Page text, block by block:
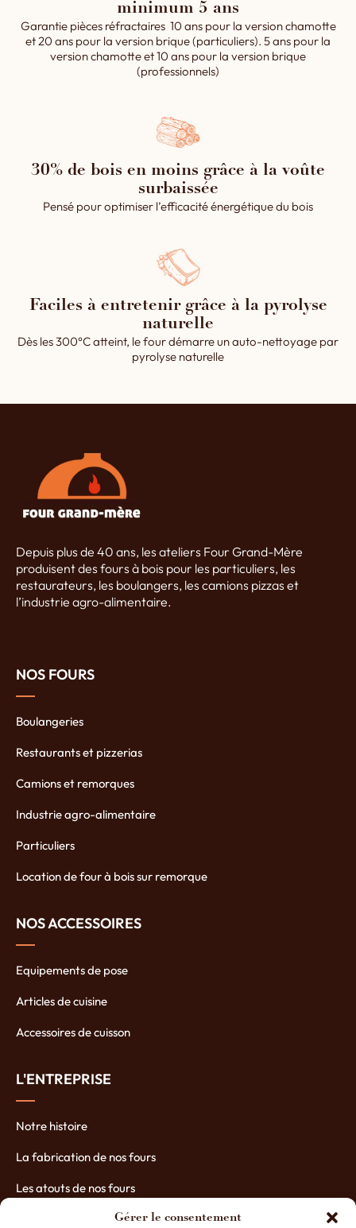
Gérer le consentement
minimum 5 ans
Garantie pièces réfractaires 10 ans pour la version chamotte
et 20 ans pour la version brique (particuliers). 5 ans pour la
version chamotte et 10 ans pour la version brique
(professionnels)
30% de bois en moins grâce à la voûte
surbaissée
Pensé pour optimiser l’efficacité énergétique du bois
Faciles à entretenir grâce à la pyrolyse
naturelle
Dès les 300°C atteint, le four démarre un auto-nettoyage par
pyrolyse naturelle
Depuis plus de 40 ans, les ateliers Four Grand-Mère
produisent des fours à bois pour les particuliers, les
restaurateurs, les boulangers, les camions pizzas et
l’industrie agro-alimentaire.
NOS FOURS
Boulangeries
Restaurants et pizzerias
Camions et remorques
Industrie agro-alimentaire
Particuliers
Location de four à bois sur remorque
NOS ACCESSOIRES
Equipements de pose
Articles de cuisine
Accessoires de cuisson
L'ENTREPRISE
Notre histoire
La fabrication de nos fours
Les atouts de nos fours